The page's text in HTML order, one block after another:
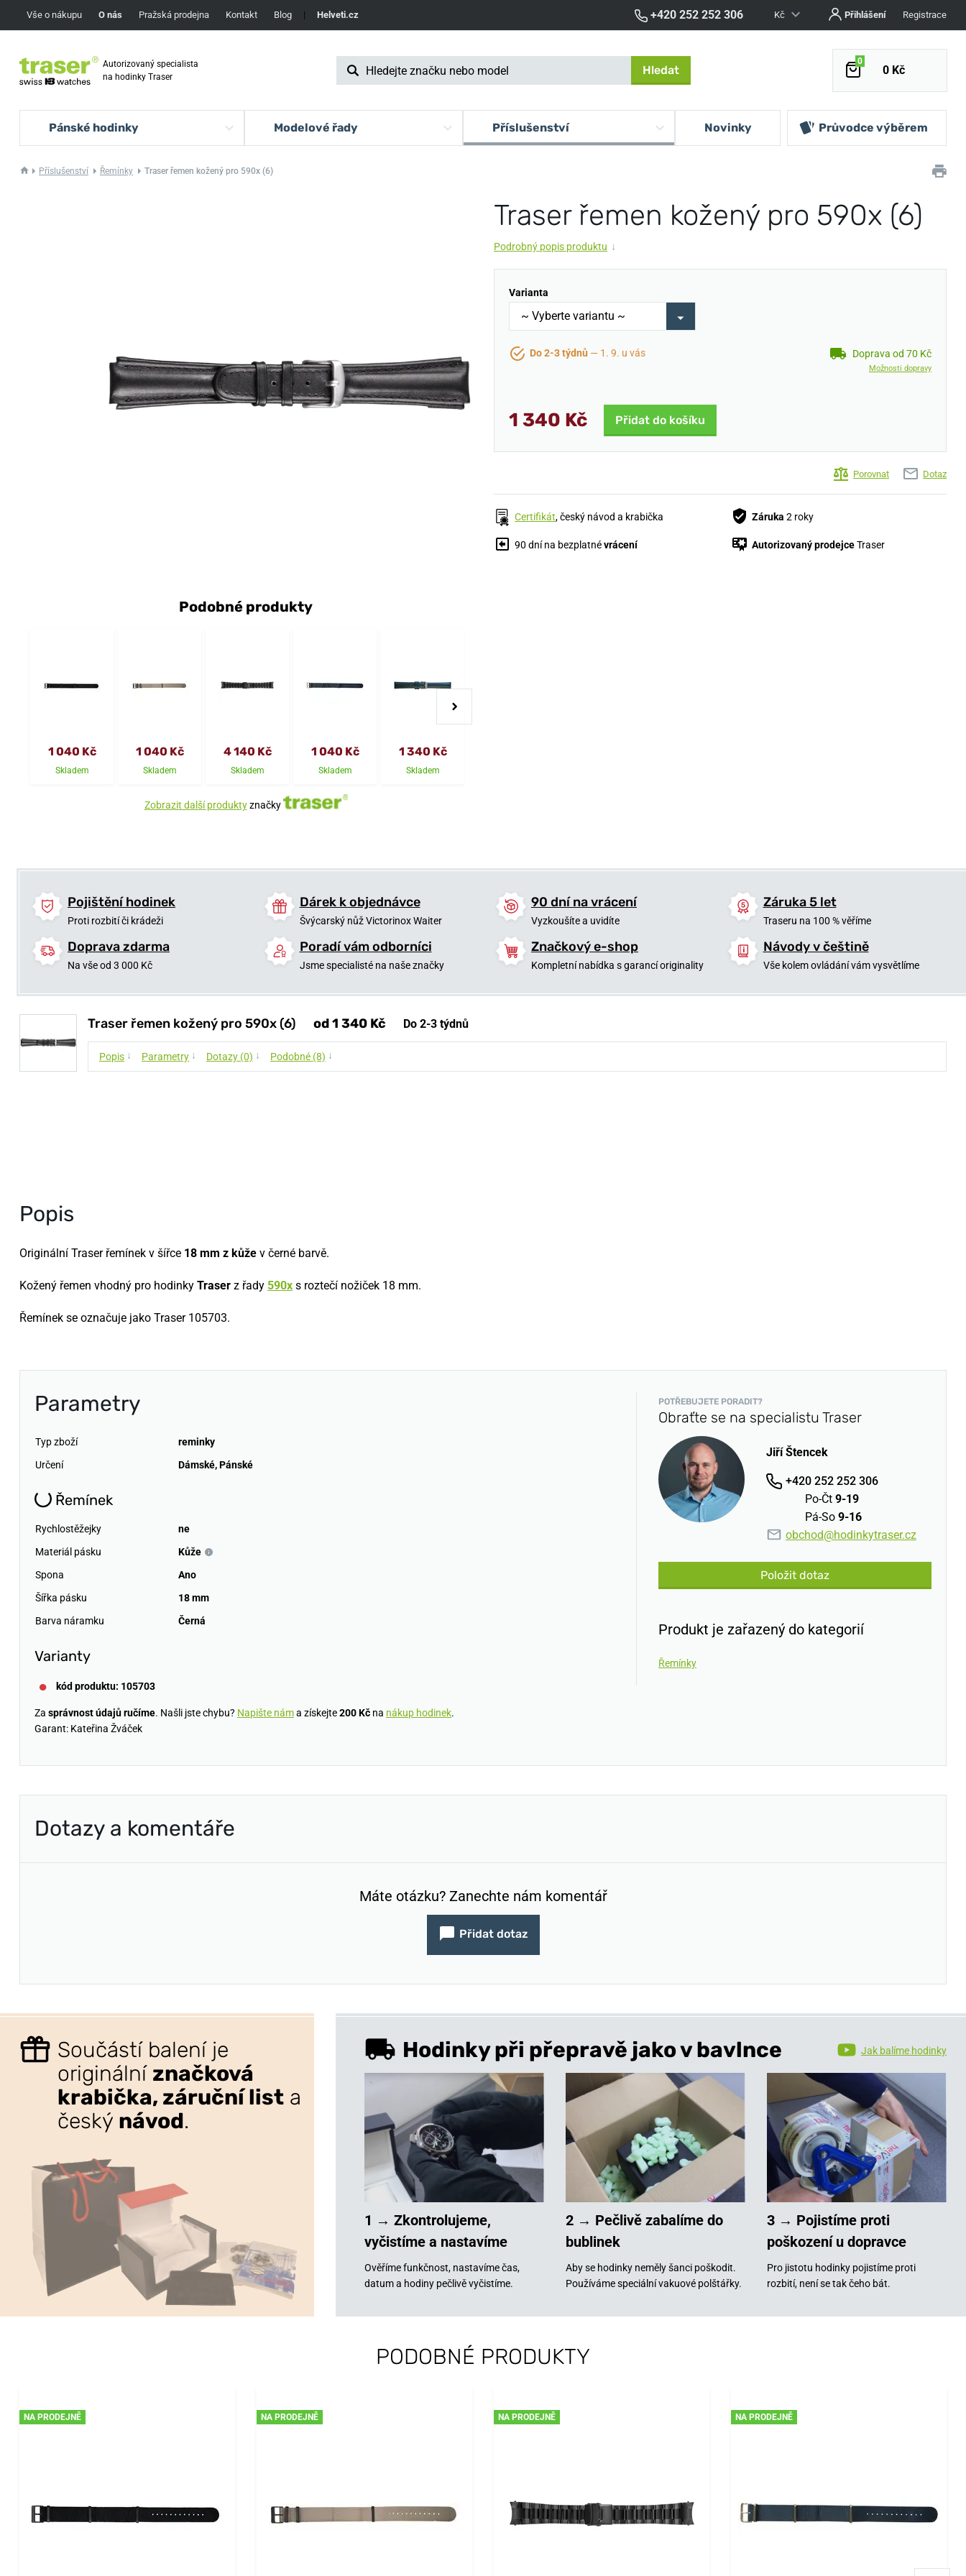
Vše o nákupu O nás Pražská prodejna Kontakt Blog | Helveti.cz +420 252 252 306 Kč Přihlášení Registrace
Autorizovaný specialista
na hodinky Traser
Hledat
0
0 Kč
Pánské hodinky Modelové řady Příslušenství Novinky Průvodce výběrem
Příslušenství Řemínky Traser řemen kožený pro 590x (6)
Traser řemen kožený pro 590x (6)
Podrobný popis produktu ↓
Varianta
Do 2-3 týdnů — 1. 9. u vás Doprava od 70 Kč
Možnosti dopravy
1 340 Kč Přidat do košíku
Porovnat Dotaz
Certifikát, český návod a krabička Záruka 2 roky
90 dní na bezplatnévrácení Autorizovaný prodejceTraser
Podobné produkty
1 040 Kč
Skladem
1 040 Kč
Skladem
4 140 Kč
Skladem
1 040 Kč
Skladem
1 340 Kč
Skladem
Zobrazit další produktyznačky
Pojištění hodinek
Proti rozbití či krádeži
Dárek k objednávce
Švýcarský nůž Victorinox Waiter
90 dní na vrácení
Vyzkoušíte a uvidíte
Záruka 5 let
Traseru na 100 % věříme
Doprava zdarma
Na vše od 3 000 Kč
Poradí vám odborníci
Jsme specialisté na naše značky
Značkový e-shop
Kompletní nabídka s garancí originality
Návody v češtině
Vše kolem ovládání vám vysvětlíme
Traser řemen kožený pro 590x (6) od 1 340 Kč Do 2-3 týdnů
Popis ↓ Parametry ↓ Dotazy (0) ↓ Podobné (8) ↓
Popis
Originální Traser řemínek v šířce 18 mm z kůže v černé barvě.
Kožený řemen vhodný pro hodinky Traser z řady 590x s roztečí nožiček 18 mm.
Řemínek se označuje jako Traser 105703.
Parametry
Typ zboží
reminky
Určení
Dámské,Pánské
Řemínek
Rychlostěžejky
ne
Materiál pásku
Kůže
Spona
Ano
Šířka pásku
18 mm
Barva náramku
Černá
Varianty
kód produktu: 105703
Za správnost údajů ručíme. Našli jste chybu? Napište náma získejte200 Kč na nákup hodinek.
Garant: Kateřina Žváček
POTŘEBUJETE PORADIT?
Obraťte se na specialistu Traser
Jiří Štencek
+420 252 252 306
Po-Čt 9-19
Pá-So 9-16
obchod@hodinkytraser.cz
Položit dotaz
Produkt je zařazený do kategorií
Řemínky
Dotazy a komentáře
Máte otázku? Zanechte nám komentář
Přidat dotaz
Součástí balení je
originální značková
krabička, záruční list a
český návod.
Jak balíme hodinky
Hodinky při přepravě jako v bavlnce
1 → Zkontrolujeme,
vyčistíme a nastavíme
Ověříme funkčnost, nastavíme čas,
datum a hodiny pečlivě vyčistíme.
2 → Pečlivě zabalíme do
bublinek
Aby se hodinky neměly šanci poškodit.
Používáme speciální vakuové polštářky.
3 → Pojistíme proti
poškození u dopravce
Pro jistotu hodinky pojistíme proti
rozbití, není se tak čeho bát.
PODOBNÉ PRODUKTY
NA PRODEJNĚ NA PRODEJNĚ NA PRODEJNĚ NA PRODEJNĚ